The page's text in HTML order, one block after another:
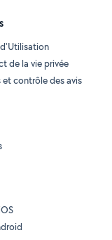
de la vie privée
contrôle des avis